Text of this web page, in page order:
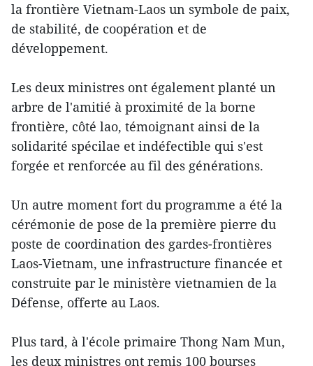
la frontière Vietnam-Laos un symbole de paix,
de stabilité, de coopération et de
développement.
Les deux ministres ont également planté un
arbre de l'amitié à proximité de la borne
frontière, côté lao, témoignant ainsi de la
solidarité spécilae et indéfectible qui s'est
forgée et renforcée au fil des générations.
Un autre moment fort du programme a été la
cérémonie de pose de la première pierre du
poste de coordination des gardes-frontières
Laos-Vietnam, une infrastructure financée et
construite par le ministère vietnamien de la
Défense, offerte au Laos.
Plus tard, à l'école primaire Thong Nam Mun,
les deux ministres ont remis 100 bourses